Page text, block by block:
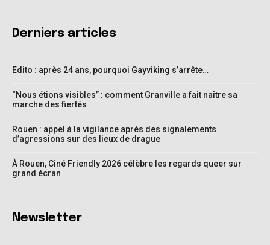
Derniers articles
Edito : après 24 ans, pourquoi Gayviking s’arrête…
“Nous étions visibles” : comment Granville a fait naître sa
marche des fiertés
Rouen : appel à la vigilance après des signalements
d’agressions sur des lieux de drague
À Rouen, Ciné Friendly 2026 célèbre les regards queer sur
grand écran
Newsletter